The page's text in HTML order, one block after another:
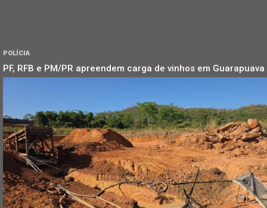
POLÍCIA
PF, RFB e PM/PR apreendem carga de vinhos em Guarapuava